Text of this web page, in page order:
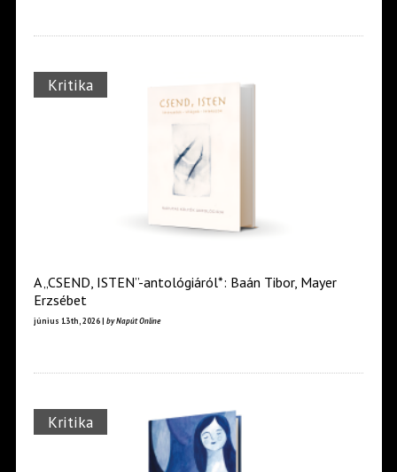
Kritika
A „CSEND, ISTEN”-antológiáról*: Baán Tibor, Mayer
Erzsébet
június 13th, 2026 | by Napút Online
Kritika